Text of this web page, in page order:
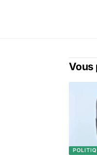
Vous